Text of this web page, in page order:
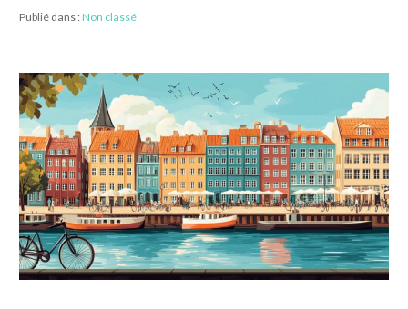
Publié dans :Non classé